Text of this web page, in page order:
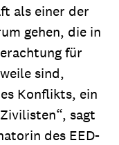
als einer der
gehen, die in
für
sind,
Konflikts, ein
sagt
des EED-